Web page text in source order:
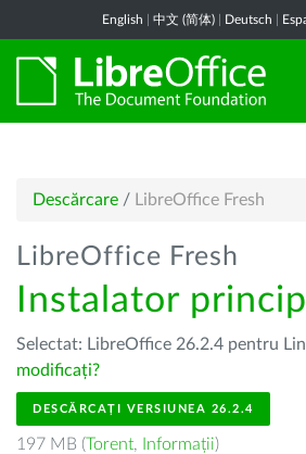
English 中文 (简体) Deutsch
Descărcare / LibreOffice Fresh
LibreOffice Fresh
Instalator
Selectat: LibreOffice 26.2.4 pentru
modificați?
DESCĂRCAȚI VERSIUNEA 26.2.4
197 MB (Torent, Informații)